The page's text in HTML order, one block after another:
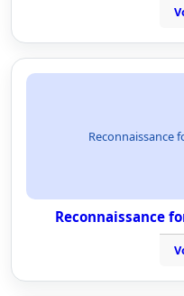
Reconnaissance
Reconnaissance